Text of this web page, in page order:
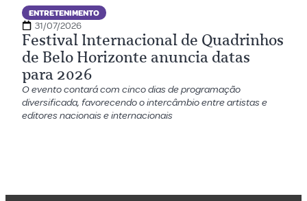
ENTRETENIMENTO
31/07/2026
Festival Internacional de Quadrinhos
de Belo Horizonte anuncia datas
para 2026
O evento contará com cinco dias de programação
diversificada, favorecendo o intercâmbio entre artistas e
editores nacionais e internacionais